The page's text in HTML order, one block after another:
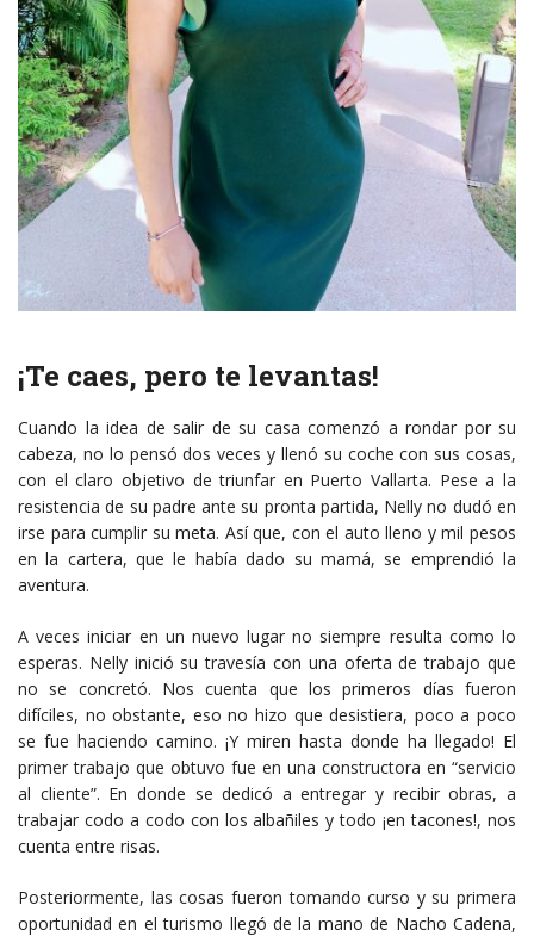
¡Te caes, pero te levantas!
Cuando la idea de salir de su casa comenzó a rondar por su
cabeza, no lo pensó dos veces y llenó su coche con sus cosas,
con el claro objetivo de triunfar en Puerto Vallarta. Pese a la
resistencia de su padre ante su pronta partida, Nelly no dudó en
irse para cumplir su meta. Así que, con el auto lleno y mil pesos
en la cartera, que le había dado su mamá, se emprendió la
aventura.
A veces iniciar en un nuevo lugar no siempre resulta como lo
esperas. Nelly inició su travesía con una oferta de trabajo que
no se concretó. Nos cuenta que los primeros días fueron
difíciles, no obstante, eso no hizo que desistiera, poco a poco
se fue haciendo camino. ¡Y miren hasta donde ha llegado! El
primer trabajo que obtuvo fue en una constructora en “servicio
al cliente”. En donde se dedicó a entregar y recibir obras, a
trabajar codo a codo con los albañiles y todo ¡en tacones!, nos
cuenta entre risas.
Posteriormente, las cosas fueron tomando curso y su primera
oportunidad en el turismo llegó de la mano de Nacho Cadena,